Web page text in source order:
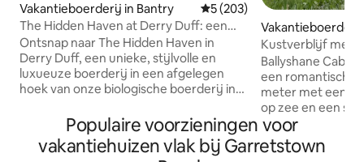
Vakantieboerderij in Bantry Gemiddelde beoordeling
5 (203)
The Hidden Haven at Derry Duff: een
romantisch toevluchtsoord
Ontsnap naar The Hidden Haven in
Derry Duff, een unieke, stijlvolle en
luxueuze boerderij in een afgelegen
hoek van onze biologische boerderij in
Bantry en Glengarriff. We hebben deze
boetiek, eco-retraite ontworpen om
gasten te verwelkomen om te genieten
Kustverblijf met
Ballyshane Cabin
een romantisch
meter met een
op zee en een
luxe. De ruimte
superieure
Marine-panelen
Populaire voorzieningen voor
vakantiehuizen vlak bij Garretstown